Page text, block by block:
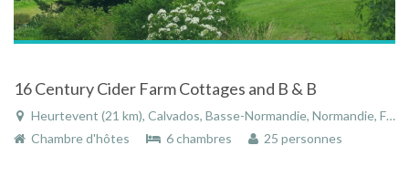
16 Century Cider Farm Cottages and B & B
Heurtevent (21 km), Calvados, Basse-Normandie, Normandie, France
Chambre d'hôtes
6 chambres 25 personnes